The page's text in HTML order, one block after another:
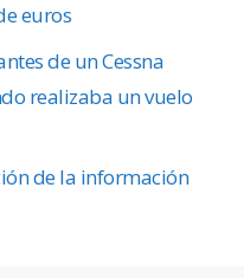
euros
de un Cessna
realizaba un vuelo
de la información